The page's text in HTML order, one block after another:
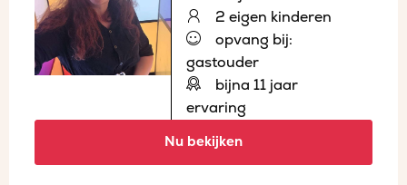
2 eigen kinderen
opvang bij:
gastouder
bijna 11 jaar
ervaring
Nu bekijken